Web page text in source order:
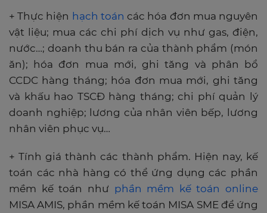
+ Thực hiện hạch toán các hóa đơn mua nguyên
vật liệu; mua các chi phí dịch vụ như gas, điện,
nước…; doanh thu bán ra của thành phẩm (món
ăn); hóa đơn mua mới, ghi tăng và phân bổ
CCDC hàng tháng; hóa đơn mua mới, ghi tăng
và khấu hao TSCĐ hàng tháng; chi phí quản lý
doanh nghiệp; lương của nhân viên bếp, lương
nhân viên phục vụ…
+ Tính giá thành các thành phẩm. Hiện nay, kế
toán các nhà hàng có thể ứng dụng các phần
mềm kế toán như phần mềm kế toán online
MISA AMIS, phần mềm kế toán MISA SME để ứng